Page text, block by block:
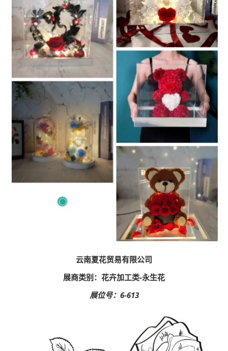
云南夏花贸易有限公司
展商类别：花卉加工类-永生花
展位号：6-613